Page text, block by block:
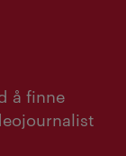
å finne